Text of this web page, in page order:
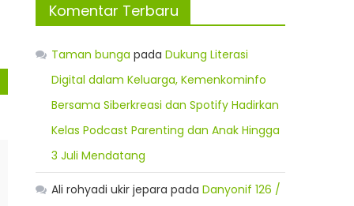
Komentar Terbaru
Taman bunga padaDukung Literasi
Digital dalam Keluarga, Kemenkominfo
Bersama Siberkreasi dan Spotify Hadirkan
Kelas Podcast Parenting dan Anak Hingga
3 Juli Mendatang
Ali rohyadi ukir jepara padaDanyonif 126 /